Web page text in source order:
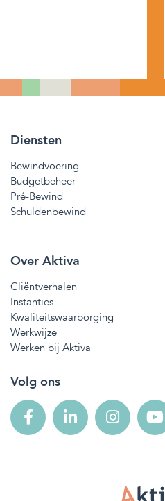
Diensten
Bewindvoering
Budgetbeheer
Pré-Bewind
Schuldenbewind
Over Aktiva
Cliëntverhalen
Instanties
Kwaliteitswaarborging
Werkwijze
Werken bij Aktiva
Volg ons